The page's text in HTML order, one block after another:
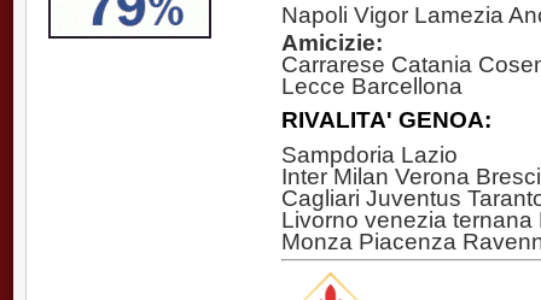
Napoli Vigor Lamezia
Amicizie:
Carrarese Catania
Lecce Barcellona
RIVALITA' GENOA:
Sampdoria Lazio
Inter Milan Verona
Cagliari Juventus
Livorno venezia
Monza Piacenza